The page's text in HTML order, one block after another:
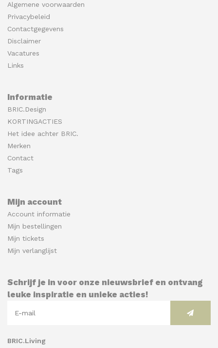
Algemene voorwaarden
Privacybeleid
Contactgegevens
Disclaimer
Vacatures
Links
Informatie
BRIC.Design
KORTINGACTIES
Het idee achter BRIC.
Merken
Contact
Tags
Mijn account
Account informatie
Mijn bestellingen
Mijn tickets
Mijn verlanglijst
Schrijf je in voor onze nieuwsbrief en ontvang
leuke inspiratie en unieke acties!
BRIC.Living